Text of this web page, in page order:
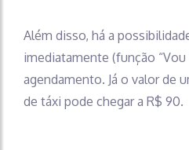
Além disso, há a
imediatamente (função “Vou
agendamento. Já o valor de
de táxi pode chegar a R$ 90.